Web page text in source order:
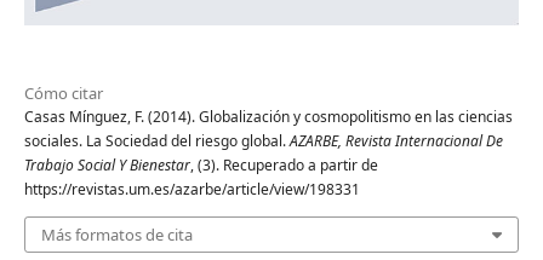
Cómo citar
Casas Mínguez, F. (2014). Globalización y cosmopolitismo en las ciencias
sociales. La Sociedad del riesgo global.AZARBE, Revista Internacional De
Trabajo Social Y Bienestar, (3). Recuperado a partir de
https://revistas.um.es/azarbe/article/view/198331
Más formatos de cita